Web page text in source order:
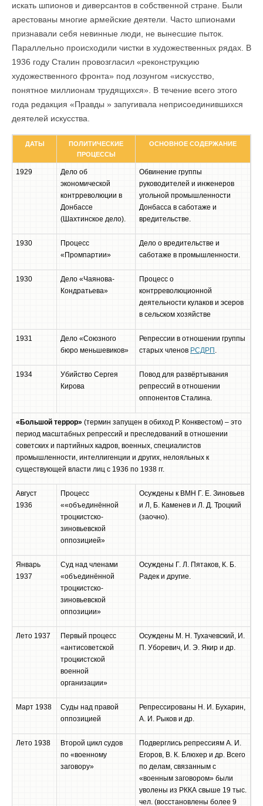
искать шпионов и диверсантов в собственной стране. Были
арестованы многие армейские деятели. Часто шпионами
признавали себя невинные люди, не вынесшие пыток.
Параллельно происходили чистки в художественных рядах. В
1936 году Сталин провозгласил «реконструкцию
художественного фронта» под лозунгом «искусство,
понятное миллионам трудящихся». В течение всего этого
года редакция «Правды » запугивала неприсоединившихся
деятелей искусства.
ДАТЫ
ПОЛИТИЧЕСКИЕ
ПРОЦЕССЫ
ОСНОВНОЕ СОДЕРЖАНИЕ
1929
Дело об
экономической
контрреволюции в
Донбассе
(Шахтинское дело).
Обвинение группы
руководителей и инженеров
угольной промышленности
Донбасса в саботаже и
вредительстве.
1930
Процесс
«Промпартии»
Дело о вредительстве и
саботаже в промышленности.
1930
Дело «Чаянова-
Кондратьева»
Процесс о
контрреволюционной
деятельности кулаков и эсеров
в сельском хозяйстве
1931
Дело «Союзного
бюро меньшевиков»
Репрессии в отношении группы
старых членов РСДРП .
1934
Убийство Сергея
Кирова
Повод для развёртывания
репрессий в отношении
оппонентов Сталина.
«Большой террор» (термин запущен в обиход Р. Конквестом) – это
период масштабных репрессий и преследований в отношении
советских и партийных кадров, военных, специалистов
промышленности, интеллигенции и других, нелояльных к
существующей власти лиц с 1936 по 1938 гг.
Август
1936
Процесс
««объединённой
троцкистско-
зиновьевской
оппозицией»
Осуждены к ВМН Г. Е. Зиновьев
и Л, Б. Каменев и Л. Д. Троцкий
(заочно).
Январь
1937
Суд над членами
«объединённой
троцкистско-
зиновьевской
оппозиции»
Осуждены Г. Л. Пятаков, К. Б.
Радек и другие.
Лето 1937
Первый процесс
«антисоветской
троцкистской
военной
организации»
Осуждены М. Н. Тухачевский, И.
П. Уборевич, И. Э. Якир и др.
Март 1938
Суды над правой
оппозицией
Репрессированы Н. И. Бухарин,
А. И. Рыков и др.
Лето 1938
Второй цикл судов
по «военному
заговору»
Подверглись репрессиям А. И.
Егоров, В. К. Блюхер и др. Всего
по делам, связанным с
«военным заговором» были
уволены из РККА свыше 19 тыс.
чел. (восстановлены более 9